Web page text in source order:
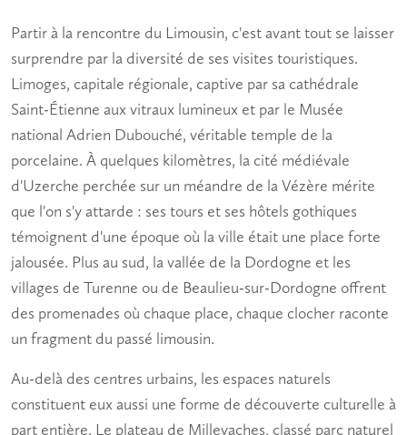
Partir à la rencontre du Limousin, c'est avant tout se laisser
surprendre par la diversité de ses visites touristiques.
Limoges, capitale régionale, captive par sa cathédrale
Saint-Étienne aux vitraux lumineux et par le Musée
national Adrien Dubouché, véritable temple de la
porcelaine. À quelques kilomètres, la cité médiévale
d'Uzerche perchée sur un méandre de la Vézère mérite
que l'on s'y attarde : ses tours et ses hôtels gothiques
témoignent d'une époque où la ville était une place forte
jalousée. Plus au sud, la vallée de la Dordogne et les
villages de Turenne ou de Beaulieu-sur-Dordogne offrent
des promenades où chaque place, chaque clocher raconte
un fragment du passé limousin.
Au-delà des centres urbains, les espaces naturels
constituent eux aussi une forme de découverte culturelle à
part entière. Le plateau de Millevaches, classé parc naturel